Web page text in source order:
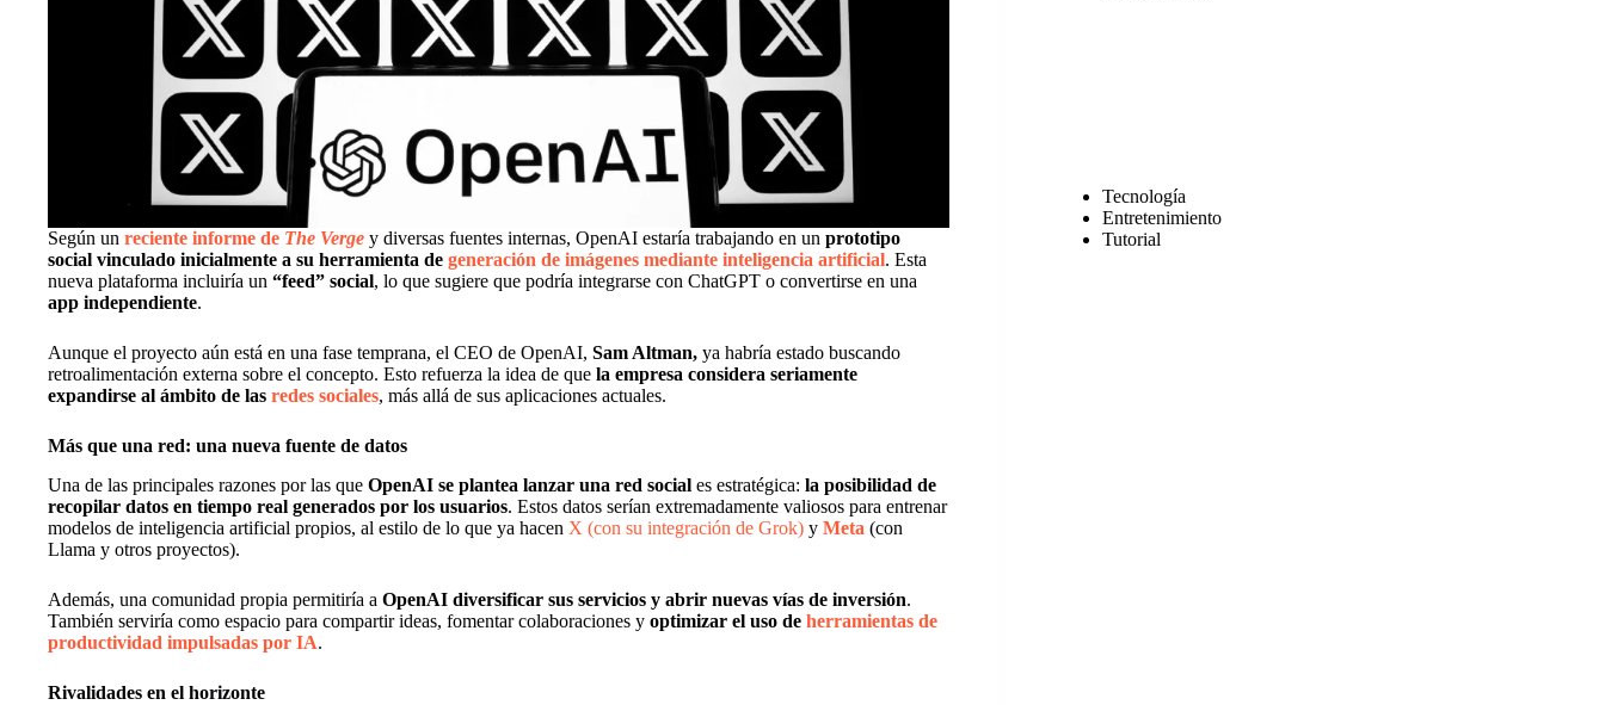
Según un reciente informe de The Verge y diversas fuentes internas, OpenAI estaría trabajando en un prototipo
social vinculado inicialmente a su herramienta de generación de imágenes mediante inteligencia artificial. Esta
nueva plataforma incluiría un “feed” social, lo que sugiere que podría integrarse con ChatGPT o convertirse en una
app independiente.
Aunque el proyecto aún está en una fase temprana, el CEO de OpenAI, Sam Altman, ya habría estado buscando
retroalimentación externa sobre el concepto. Esto refuerza la idea de que la empresa considera seriamente
expandirse al ámbito de las redes sociales, más allá de sus aplicaciones actuales.
Más que una red: una nueva fuente de datos
Una de las principales razones por las que OpenAI se plantea lanzar una red social es estratégica: la posibilidad de
recopilar datos en tiempo real generados por los usuarios. Estos datos serían extremadamente valiosos para entrenar
modelos de inteligencia artificial propios, al estilo de lo que ya hacen X (con su integración de Grok) y Meta (con
Llama y otros proyectos).
Además, una comunidad propia permitiría a OpenAI diversificar sus servicios y abrir nuevas vías de inversión.
También serviría como espacio para compartir ideas, fomentar colaboraciones y optimizar el uso de herramientas de
productividad impulsadas por IA.
Rivalidades en el horizonte
Tecnología
Entretenimiento
Tutorial